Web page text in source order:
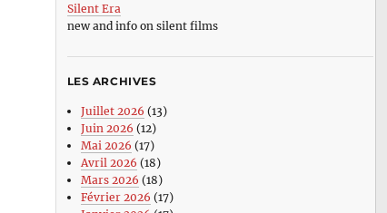
Silent Era
new and info on silent films
LES ARCHIVES
Juillet 2026 (13)
Juin 2026 (12)
Mai 2026 (17)
Avril 2026 (18)
Mars 2026 (18)
Février 2026 (17)